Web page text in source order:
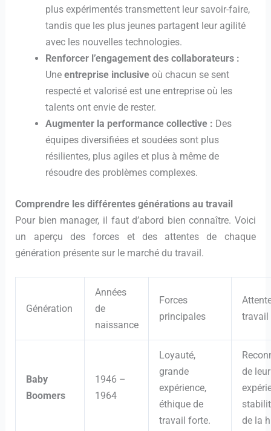
plus expérimentés transmettent leur savoir-faire,
tandis que les plus jeunes partagent leur agilité
avec les nouvelles technologies.
Renforcer l’engagement des collaborateurs :
Une entreprise inclusiveoù chacun se sent
respecté et valorisé est une entreprise où les
talents ont envie de rester.
Augmenter la performance collective : Des
équipes diversifiées et soudées sont plus
résilientes, plus agiles et plus à même de
résoudre des problèmes complexes.
Comprendre les différentes générations au travail
Pour bien manager, il faut d’abord bien connaître. Voici
un aperçu des forces et des attentes de chaque
génération présente sur le marché du travail.
Génération
Années
de
naissance
Forces
principales
travail
Baby
Boomers
1946 –
1964
Loyauté,
grande
expérience,
éthique de
travail forte.
de leur
de la